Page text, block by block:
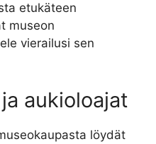
etukäteen
museon
vierailusi sen
aukioloajat
löydät